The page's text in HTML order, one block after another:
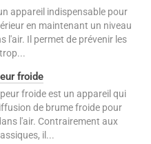
appareil indispensable pour
en maintenant un niveau
l'air. Il permet de prévenir les
froide
froide est un appareil qui
de brume froide pour
l'air. Contrairement aux
il...